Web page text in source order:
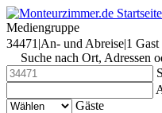
Mediengruppe
34471 |An- und Abreise|1 Gast
Suche nach Ort, Adressen
Gäste